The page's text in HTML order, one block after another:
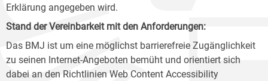
Erklärung angegeben wird.
Stand der Vereinbarkeit mit den Anforderungen:
Das BMJ ist um eine möglichst barrierefreie Zugänglichkeit
zu seinen Internet-Angeboten bemüht und orientiert sich
dabei an den Richtlinien Web Content Accessibility